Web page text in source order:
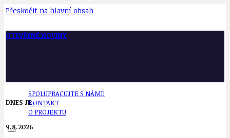
Přeskočit na hlavní obsah
OTEVŘENÉ NOVINY
SPOLUPRACUJTE S NÁMI!
KONTAKT
O PROJEKTU
DNES JE
9.8.2026